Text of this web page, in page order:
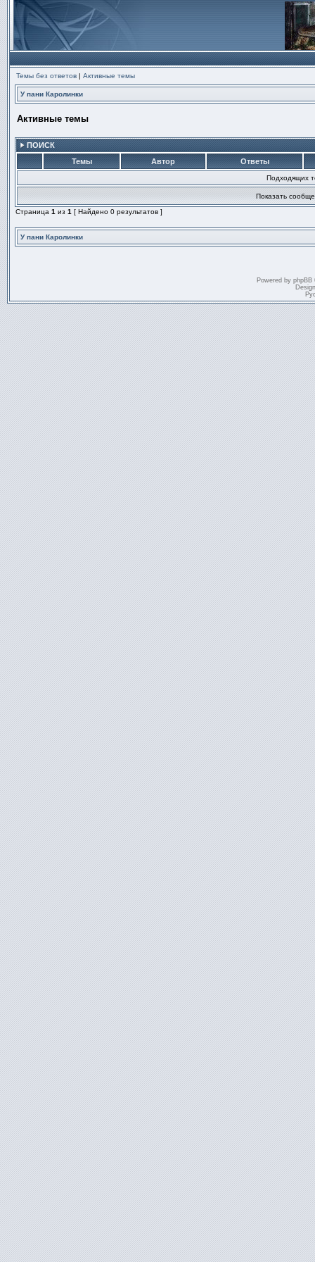
Темы без ответов | Активные темы
У пани Каролинки
Активные темы
ПОИСК
Темы
Автор Ответы
Подходящих
Показать
Страница 1 из 1 [ Найдено 0 результатов ]
У пани Каролинки
Powered by phpBB